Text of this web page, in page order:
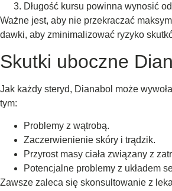
Długość kursu powinna wynosić
Ważne jest, aby nie przekraczać
dawki, aby zminimalizować ryzyko
Skutki uboczne
Jak każdy steryd, Dianabol może
tym:
Problemy z wątrobą.
Zaczerwienienie skóry i trądzik.
Przyrost masy ciała związany z
Potencjalne problemy z układem
Zawsze zaleca się skonsultowanie z